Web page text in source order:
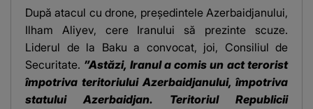
După atacul cu drone, președintele Azerbaidjanului,
Ilham Aliyev, cere Iranului să prezinte scuze.
Liderul de la Baku a convocat, joi, Consiliul de
Securitate. ”Astăzi, Iranul a comis un act terorist
împotriva teritoriului Azerbaidjanului, împotriva
statului Azerbaidjan. Teritoriul Republicii